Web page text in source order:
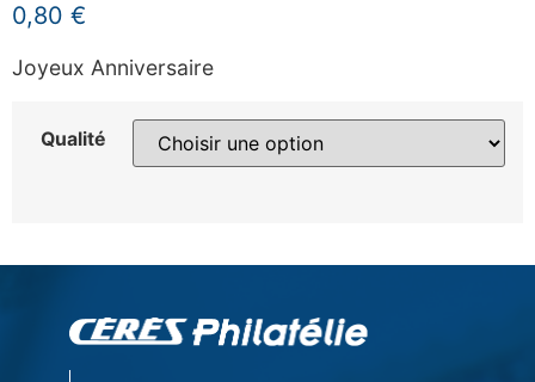
0,80 €
Joyeux Anniversaire
Qualité